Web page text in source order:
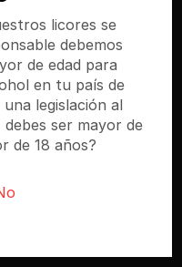
licores se
debemos
de edad para
en tu país de
legislación al
ser mayor de
de 18 años?
cerveza,
y bebidas «ready
al mejor precio.